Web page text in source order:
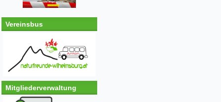
Vereinsbus
Mitgliederverwaltung